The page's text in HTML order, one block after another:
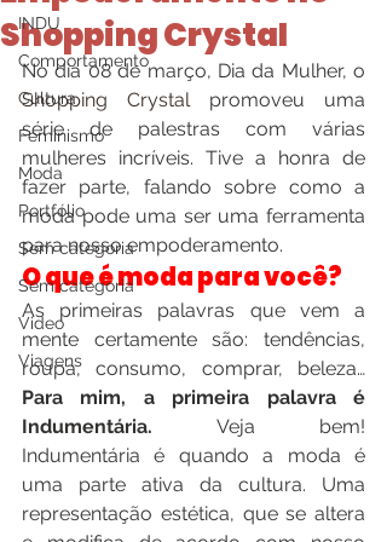
INDU
Comportamento
Cultura
Feminismo
Moda
Portfólio
Sem categoria
Sem categoria
Video
Viagens
Shopping Crystal
Shopping Crystal promoveu uma
série de palestras com várias
mulheres incríveis. Tive a honra de
fazer parte, falando sobre como a
moda pode uma ser uma ferramenta
para nosso empoderamento.
O que é moda para você?
As primeiras palavras que vem a
mente certamente são: tendências,
Para mim, a primeira palavra é
Indumentária. Veja bem!
Indumentária é quando a moda é
uma parte ativa da cultura. Uma
representação estética, que se altera